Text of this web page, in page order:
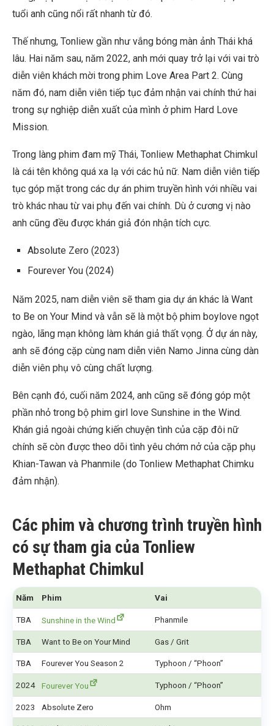
tuổi anh cũng nổi rất nhanh từ đó.
Thế nhưng, Tonliew gần như vắng bóng màn ảnh Thái khá
lâu. Hai năm sau, năm 2022, anh mới quay trở lại với vai trò
diễn viên khách mời trong phim Love Area Part 2. Cùng
năm đó, nam diễn viên tiếp tục đảm nhận vai chính thứ hai
trong sự nghiệp diễn xuất của mình ở phim Hard Love
Mission.
Trong làng phim đam mỹ Thái, Tonliew Methaphat Chimkul
là cái tên không quá xa lạ với các hủ nữ. Nam diễn viên tiếp
tục góp mặt trong các dự án phim truyền hình với nhiều vai
trò khác nhau từ vai phụ đến vai chính. Dù ở cương vị nào
anh cũng đều được khán giả đón nhận tích cực.
Absolute Zero (2023)
Fourever You (2024)
Năm 2025, nam diễn viên sẽ tham gia dự án khác là Want
to Be on Your Mind và vẫn sẽ là một bộ phim boylove ngọt
ngào, lãng mạn không làm khán giả thất vọng. Ở dự án này,
anh sẽ đóng cặp cùng nam diễn viên Namo Jinna cùng dàn
diễn viên phụ vô cùng chất lượng.
Bên cạnh đó, cuối năm 2024, anh cũng sẽ đóng góp một
phần nhỏ trong bộ phim girl love Sunshine in the Wind.
Khán giả ngoài chứng kiến chuyện tình của cặp đôi nữ
chính sẽ còn được theo dõi tình yêu chớm nở của cặp phụ
Khian-Tawan và Phanmile (do Tonliew Methaphat Chimku
đảm nhận).
Các phim và chương trình truyền hình
có sự tham gia của Tonliew
Methaphat Chimkul
Năm Phim Vai
TBA Sunshine in the Wind Phanmile
TBA Want to Be on Your Mind Gas / Grit
TBA Fourever You Season 2 Typhoon / “Phoon”
2024 Fourever You Typhoon / “Phoon”
2023 Absolute Zero Ohm